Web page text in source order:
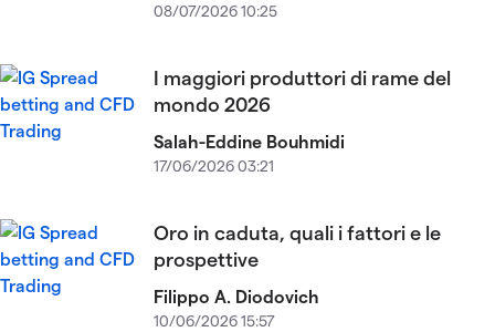
08/07/2026 10:25
I maggiori produttori di rame del
mondo 2026
Salah-Eddine Bouhmidi
17/06/2026 03:21
Oro in caduta, quali i fattori e le
prospettive
Filippo A. Diodovich
10/06/2026 15:57